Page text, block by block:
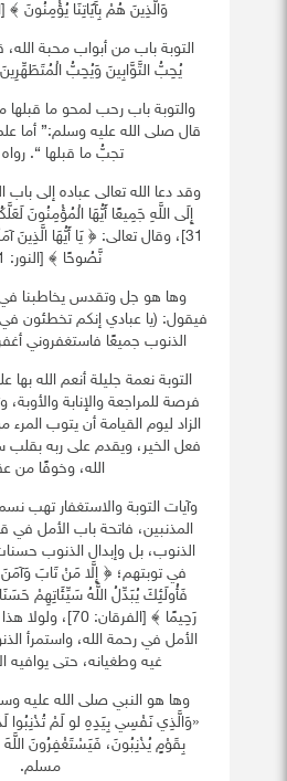
وَالَّذِينَ هُمْ بِآَيَاتِنَا يُؤْمِنُونَ ﴾
التوبة باب من أبواب محبة الله،
يُحِبُّ التَّوَّابِينَ وَيُحِبُّ الْمُتَطَهِّرِينَ ﴾
والتوبة باب رحب لمحو ما
قال صلى الله عليه وسلم:” أما
تجبُّ ما قبلها “.
وقد دعا الله تعالى عباده إلى باب
إِلَى اللَّهِ جَمِيعًا أَيُّهَا الْمُؤْمِنُونَ
31‏]‏‏، وقال تعالى: ﴿ يَا أَيُّهَا الَّذِينَ
نَّصُوحًا ﴾ [‏النور‏:‏ 31‏].
وها هو جل وتقدس يخاطبنا
فيقول: (يا عبادي إنكم تخطئون في
الذنوب جميعًا فاستغفروني
التوبة نعمة جليلة أنعم الله بها
فرصة للمراجعة والإنابة
الزاد ليوم القيامة أن يتوب
فعل الخير، ويقدم على ربه
الله، وخوفًا من
وآيات التوبة والاستغفار تهب
المذنبين، فاتحة باب الأمل في
الذنوب، بل وإبدال الذنوب
في توبتهم؛ ﴿ إِلَّا مَنْ تَابَ
فَأُولَئِكَ يُبَدِّلُ اللَّهُ سَيِّئَاتِهِمْ
رَحِيمًا ﴾ [الفرقان:
الأمل في رحمة الله، واستمرأ
غيه وطغيانه، حتى يوافيه
وها هو النبي صلى الله عليه
«وَالَّذِي نَفْسِي بِيَدِهِ لو لَمْ تُذْنِبُوا
بِقَوْمٍ يُذْنِبُونَ، فَيَسْتَغْفِرُونَ
مسلم.